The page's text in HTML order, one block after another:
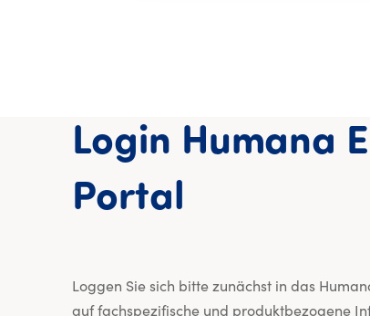
Login Humana
Portal
Loggen Sie sich bitte zunächst in das
auf fachspezifische und produktbezogene